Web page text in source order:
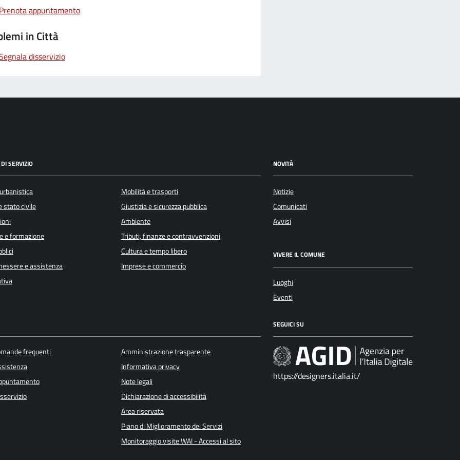
appuntamento
in Città
disservizio
SERVIZIO
stato civile
e formazione
e assistenza
Mobilità e trasporti
Giustizia e sicurezza pubblica
Ambiente
Tributi, finanze e contravvenzioni
Cultura e tempo libero
Imprese e commercio
NOVITÀ
Notizie
Comunicati
Avvisi
VIVERE IL COMUNE
Luoghi
Eventi
frequenti
Amministrazione trasparente
Informativa privacy
Note legali
Dichiarazione di accessibilità
Area riservata
Piano di Miglioramento dei Servizi
Monitoraggio visite WAI - Accessi al sito
SEGUICI SU
https://designers.italia.it/